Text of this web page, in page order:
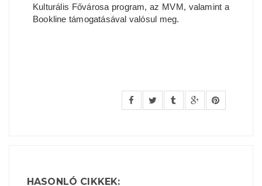
Kulturális Fővárosa program, az MVM, valamint a
Bookline támogatásával valósul meg.
HASONLÓ CIKKEK: